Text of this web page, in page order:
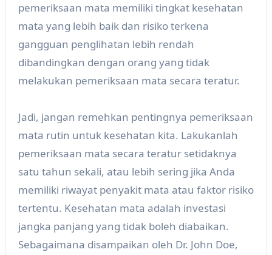
pemeriksaan mata memiliki tingkat kesehatan
mata yang lebih baik dan risiko terkena
gangguan penglihatan lebih rendah
dibandingkan dengan orang yang tidak
melakukan pemeriksaan mata secara teratur.
Jadi, jangan remehkan pentingnya pemeriksaan
mata rutin untuk kesehatan kita. Lakukanlah
pemeriksaan mata secara teratur setidaknya
satu tahun sekali, atau lebih sering jika Anda
memiliki riwayat penyakit mata atau faktor risiko
tertentu. Kesehatan mata adalah investasi
jangka panjang yang tidak boleh diabaikan.
Sebagaimana disampaikan oleh Dr. John Doe,